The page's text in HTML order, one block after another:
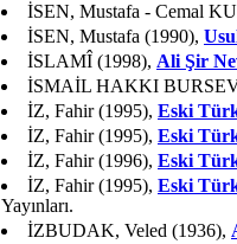
İSEN, Mustafa - Cemal
İSEN, Mustafa (1990),
İSLAMÎ (1998), Ali Şir
İSMAİL HAKKI
İZ, Fahir (1995), Eski
İZ, Fahir (1995), Eski
İZ, Fahir (1996), Eski
İZ, Fahir (1995), Eski
Yayınları.
İZBUDAK, Veled (1936),